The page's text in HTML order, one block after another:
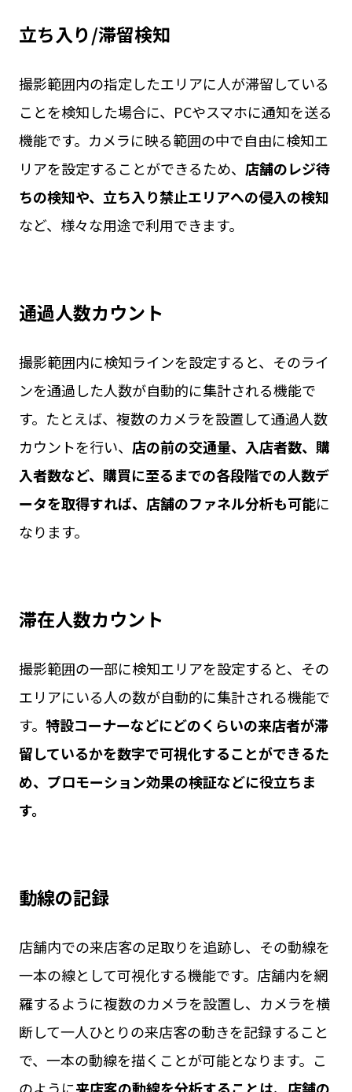
立ち入り/滞留検知
撮影範囲内の指定したエリアに人が滞留している
ことを検知した場合に、PCやスマホに通知を送る
機能です。カメラに映る範囲の中で自由に検知エ
リアを設定することができるため、 店舗のレジ待
ちの検知や、立ち入り禁止エリアへの侵入の検知
など、様々な用途で利用できます。
通過人数カウント
撮影範囲内に検知ラインを設定すると、そのライ
ンを通過した人数が自動的に集計される機能で
す。たとえば、複数のカメラを設置して通過人数
カウントを行い、 店の前の交通量、入店者数、購
入者数など、購買に至るまでの各段階での人数デ
ータを取得すれば、店舗のファネル分析も可能に
なります。
滞在人数カウント
撮影範囲の一部に検知エリアを設定すると、その
エリアにいる人の数が自動的に集計される機能で
す。 特設コーナーなどにどのくらいの来店者が滞
留しているかを数字で可視化することができるた
め、プロモーション効果の検証などに役立ちま
す。
動線の記録
店舗内での来店客の足取りを追跡し、その動線を
一本の線として可視化する機能です。店舗内を網
羅するように複数のカメラを設置し、カメラを横
断して一人ひとりの来店客の動きを記録すること
で、一本の動線を描くことが可能となります。こ